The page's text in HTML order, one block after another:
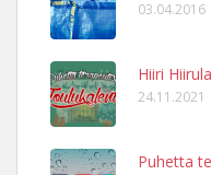
03.04.2016
Hiiri
24.11.2021
Puhetta